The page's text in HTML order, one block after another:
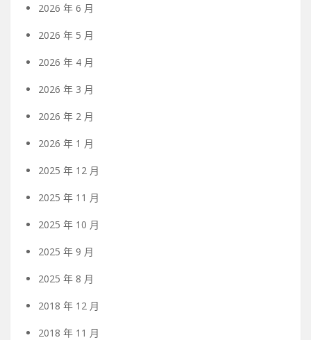
2026 年 6 月
2026 年 5 月
2026 年 4 月
2026 年 3 月
2026 年 2 月
2026 年 1 月
2025 年 12 月
2025 年 11 月
2025 年 10 月
2025 年 9 月
2025 年 8 月
2018 年 12 月
2018 年 11 月